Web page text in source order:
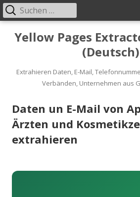
SpringeYellow Pages
(Deutsch)
Extrahieren Daten, E-Mail,
Verbänden, Unternehmen aus
Primäres
Menü
Suche
nach:
Daten un E-Mail von
Ärzten und
extrahieren